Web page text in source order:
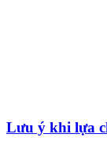
Lưu ý khi lựa